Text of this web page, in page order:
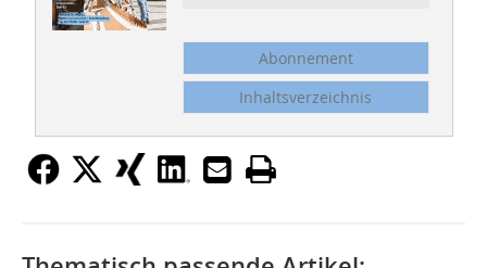
Abonnement
Inhaltsverzeichnis